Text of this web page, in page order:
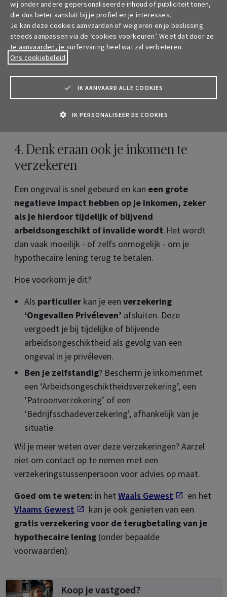
project betrokken zijn. Maar dat biedt onvoldoende
bescherming.Daarom is het sterk aan te raden
om een verzekering ‘Alle Bouwplaatsrisico's’ af
te sluiten.
Waarom? Deze verzekering dekt schade op de werf
en beschermt je tegen de gevolgen van
erger nog, het stilleggen van de werken.
4. Denk eraan ook je inkomen te
verzekeren
Een ongeval is snel gebeurd en kan een grote
negatieve impact hebben op je inkomen, zeker
als je hierdoor tijdelijk of blijvend
arbeidsongeschikt of invalide wordt. Het wordt
dan vaak moeilijk - of zelfs onmogelijk - om je
hypothecaire lening terug te betalen.
Hoe voorkom je dit?
Als particulier kan je eenverzekering
‘Ongevallen Privéleven’ afsluiten. Deze
vergoedt je bij tijdelijke of blijvende
arbeidsongeschiktheid als gevolg van een
ongeval in je privéleven.
Ben je zelfstandig? Bescherm je inkomen met
een ‘Arbeidsongeschiktheidsverzekering’, een
‘Patroonverzekering’ of een
‘Bedrijfsschadeverzekering’, afhankelijk van je
situatie.
Wil je meer weten over deze verzekeringen? Aarzel
niet om contact op te nemen met een
verzekeringstussenpersoon voor advies op maat.
Goed om te weten: in het Waals Gewest Opent in
en het
Vlaams Gewest
Opent in een nieuw tab
kan je ook genieten van een
gratis verzekering voor de terugbetaling van je
hypothecaire lening (onder bepaalde
voorwaarden).
Koop je vastgoed?
wij onder andere gepersonaliseerde inhoud of publiciteit tonen,
die dus beter aansluit bij je profiel en je interesses.
Je kan deze cookies aanvaarden of weigeren en je beslissing
steeds aanpassen via de ‘cookies voorkeuren’. Weet dat door ze
te aanvaarden, je surfervaring heel wat zal verbeteren.
Ons cookiebeleid
IK AANVAARD ALLE COOKIES
IK PERSONALISEER DE COOKIES